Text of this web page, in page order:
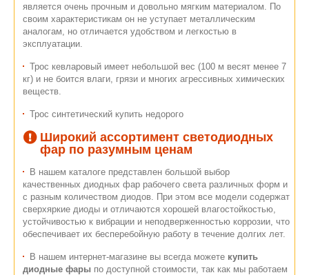
является очень прочным и довольно мягким материалом. По
своим характеристикам он не уступает металлическим
аналогам, но отличается удобством и легкостью в
эксплуатации.
Трос кевларовый имеет небольшой вес (100 м весят менее 7
кг) и не боится влаги, грязи и многих агрессивных химических
веществ.
Трос синтетический купить недорого
Широкий ассортимент светодиодных
фар по разумным ценам
В нашем каталоге представлен большой выбор
качественных диодных фар рабочего света различных форм и
с разным количеством диодов. При этом все модели содержат
сверхяркие диоды и отличаются хорошей влагостойкостью,
устойчивостью к вибрации и неподверженностью коррозии, что
обеспечивает их бесперебойную работу в течение долгих лет.
В нашем интернет-магазине вы всегда можете купить
диодные фарыпо доступной стоимости, так как мы работаем